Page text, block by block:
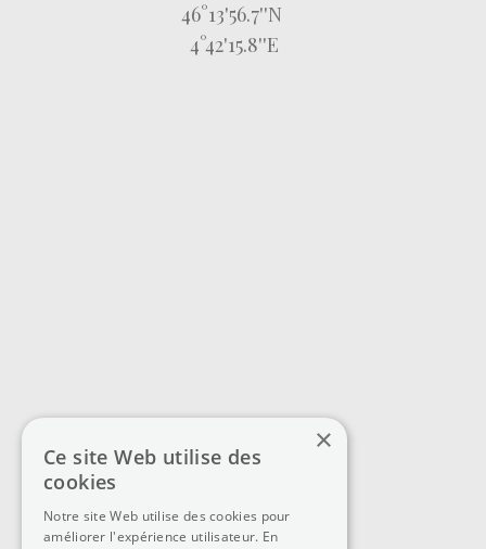
46°13'56.7''N
4°42'15.8''E
×
Ce site Web utilise des
cookies
Notre site Web utilise des cookies pour
améliorer l'expérience utilisateur. En